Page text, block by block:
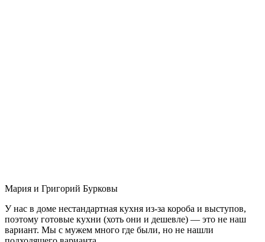
Мария и Григорий Бурковы
У нас в доме нестандартная кухня из-за короба и выступов,
поэтому готовые кухни (хоть они и дешевле) — это не наш
вариант. Мы с мужем много где были, но не нашли